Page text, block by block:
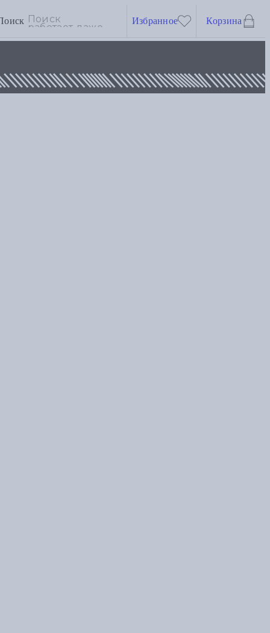
Избранное Корзина